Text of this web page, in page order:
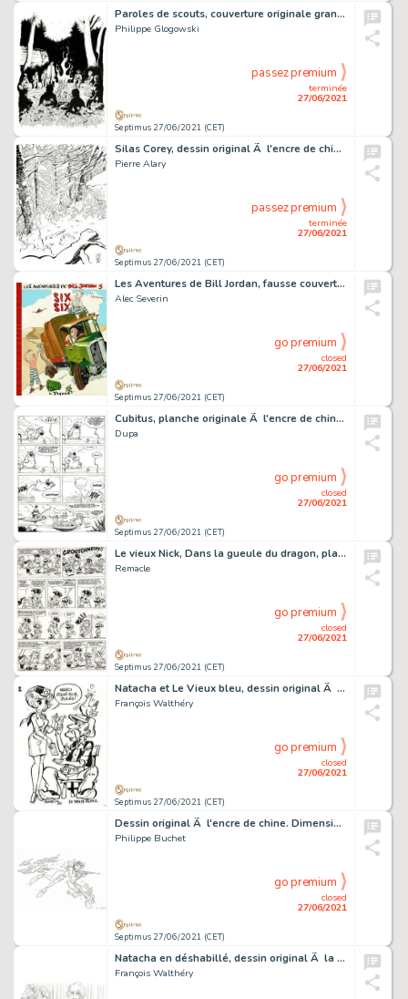
Paroles de scouts, couverture originale grand format Ã …
Philippe Glogowski
Septimus 27/06/2021 (CET)
terminée
27/06/2021
passez premium
Silas Corey, dessin original Ã l'encre de chine réalisé pour un ex libris. Dimensions : 48 cm x 36 c…
Pierre Alary
Septimus 27/06/2021 (CET)
terminée
27/06/2021
passez premium
Les Aventures de Bill Jordan, fausse couverture Ã …
Alec Severin
Septimus 27/06/2021 (CET)
closed
27/06/2021
go premium
Cubitus, planche originale Ã l'encre de chine.…
Dupa
Septimus 27/06/2021 (CET)
closed
27/06/2021
go premium
Le vieux Nick, Dans la gueule du dragon, planche originale…
Remacle
Septimus 27/06/2021 (CET)
closed
27/06/2021
go premium
Natacha et Le Vieux bleu, dessin original Ã l'encre de…
François Walthéry
Septimus 27/06/2021 (CET)
closed
27/06/2021
go premium
Dessin original Ã l'encre de chine. Dimensions : 32 cm…
Philippe Buchet
Septimus 27/06/2021 (CET)
closed
27/06/2021
go premium
Natacha en déshabillé, dessin original Ã la mine de…
François Walthéry